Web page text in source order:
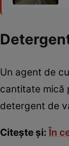
Un agent de
cantitate mică
detergent de
Citeşte şi: În